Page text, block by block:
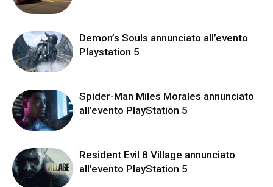
Demon’s Souls annunciato all’evento
Playstation 5
Spider-Man Miles Morales annunciato
all’evento PlayStation 5
Resident Evil 8 Village annunciato
all’evento PlayStation 5